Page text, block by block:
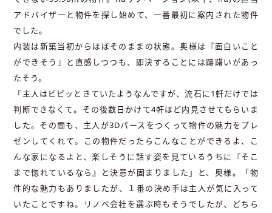
アドバイザーと物件を探し始めて、一番最初に案内された物件
でした。
内装は新築当初からほぼそのままの状態。奥様は『面白いこと
ができそう』と直感しつつも、即決することには躊躇いがあっ
たそう。
「主人はビビッときていたようなんですが、流石に1軒だけでは
判断できなくて。その後数日かけて4軒ほど内見させてもらいま
した。その間も、主人が3Dパースをつくって物件の魅力をプレ
ゼンしてくれて。この物件だったらこんなことができるよ、こ
んな家になるよと、楽しそうに話す姿を見ているうちに『そこ
まで惚れているなら』と決意が固まりました」と、奥様。「物
件的な魅力もありましたが、１番の決め手は主人が気に入って
いたことですね。リノベ会社を選ぶ時もそうでしたが、どちら